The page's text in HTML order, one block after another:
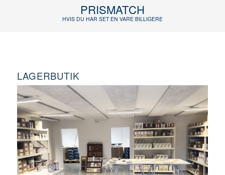
PRISMATCH
HVIS DU HAR SET EN VARE BILLIGERE
LAGERBUTIK